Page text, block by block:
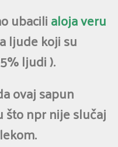
ubacilialoja veru
ljude koji su
ljudi ).
ovaj sapun
što npr nije slučaj